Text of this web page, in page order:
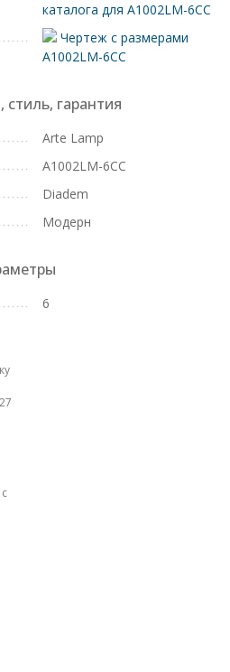
каталога для A1002LM-6CC
Чертеж с размерами
A1002LM-6CC
гарантия
Arte Lamp
A1002LM-6CC
Diadem
Модерн
6